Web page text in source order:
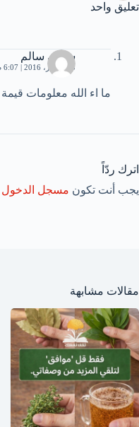
تعليق واحد
سامى سالم
3 ديسمبر، 2016 | 6:07 ص
ما اء الله معلومات قيمة
اترك ردّاً
يجب أنت تكون مسجل الدخول
مقالات مشابهة